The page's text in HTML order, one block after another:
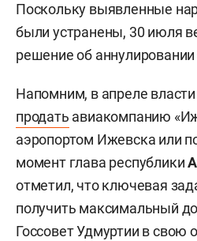
Поскольку выявленные
были устранены, 30 июля
решение об
Напомним, в апреле
продать авиакомпанию
аэропортом Ижевска или
момент глава республики
отметил, что ключевая
получить максимальный
Госсовет Удмуртии в свою